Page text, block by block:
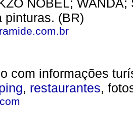
NOBEL;
pinturas. (BR)
com informações
, restaurantes,